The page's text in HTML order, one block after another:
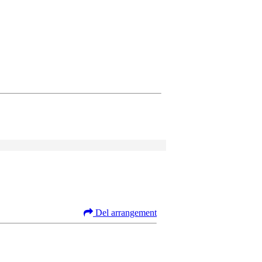
Del arrangement